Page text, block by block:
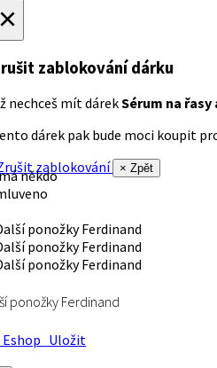
zablokování dárku
nechceš mít dárekSérum na řasy
dárek pak bude moci koupit
zablokování
× Zpět
někdo
ponožky Ferdinand
Uložit